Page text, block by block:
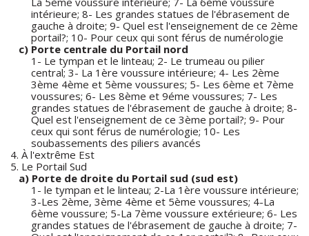
intérieure; 8- Les grandes statues de l'ébrasement de
gauche à droite; 9- Quel est l'enseignement de ce 2ème
portail?; 10- Pour ceux qui sont férus de numérologie
c) Porte centrale du Portail nord
1- Le tympan et le linteau; 2- Le trumeau ou pilier
central; 3- La 1ère voussure intérieure; 4- Les 2ème
3ème 4ème et 5ème voussures; 5- Les 6ème et 7ème
voussures; 6- Les 8ème et 9éme voussures; 7- Les
grandes statues de l'ébrasement de gauche à droite; 8-
Quel est l'enseignement de ce 3ème portail?; 9- Pour
ceux qui sont férus de numérologie; 10- Les
soubassements des piliers avancés
4. À l'extrême Est
5. Le Portail Sud
a) Porte de droite du Portail sud (sud est)
1- le tympan et le linteau; 2-La 1ère voussure intérieure;
3-Les 2ème, 3ème 4ème et 5ème voussures; 4-La
6ème voussure; 5-La 7ème voussure extérieure; 6- Les
grandes statues de l'ébrasement de gauche à droite; 7-